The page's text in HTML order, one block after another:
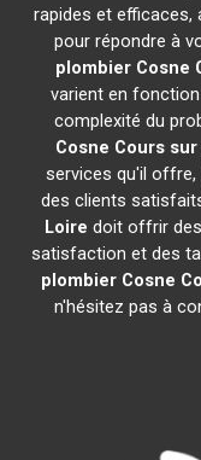
rapides et efficaces,
pour répondre à
plombier Cosne
varient en
complexité du
Cosne Cours
services qu'il
des clients
Loire doit offrir
satisfaction et des
plombier Cosne
n'hésitez pas à